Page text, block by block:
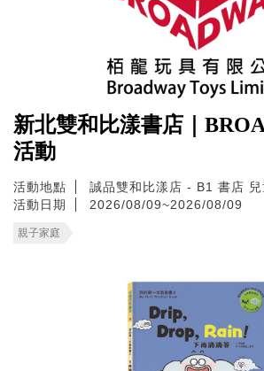
新北雙和比漾書店｜
活動
活動地點
誠品雙和比漾店 - B1 書店 兒
活動日期
2026/08/09~2026/08/09
親子家庭